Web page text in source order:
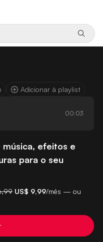
Adicionar à playlist
00:03
efeitos e
para o seu
US$ 9,99/mês — ou